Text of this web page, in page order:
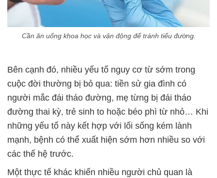
Cần ăn uống khoa học và vận động để tránh tiểu đường.
Bên cạnh đó, nhiều yếu tố nguy cơ từ sớm trong
cuộc đời thường bị bỏ qua: tiền sử gia đình có
người mắc đái tháo đường, mẹ từng bị đái tháo
đường thai kỳ, trẻ sinh to hoặc béo phì từ nhỏ… Khi
những yếu tố này kết hợp với lối sống kém lành
mạnh, bệnh có thể xuất hiện sớm hơn nhiều so với
các thế hệ trước.
Một thực tế khác khiến nhiều người chủ quan là